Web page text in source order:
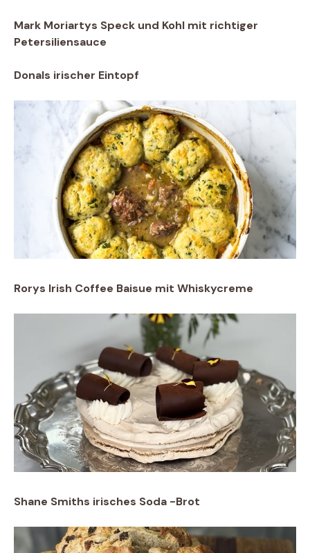
Mark Moriartys Speck und Kohl mit richtiger
Petersiliensauce
Donals irischer Eintopf
Rorys Irish Coffee Baisue mit Whiskycreme
Shane Smiths irisches Soda -Brot